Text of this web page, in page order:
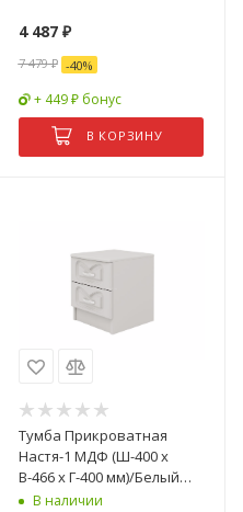
4 487₽
7 479₽ -40%
+ 449 ₽ бонус
В КОРЗИНУ
Тумба Прикроватная
Настя-1 МДФ (Ш-400 x
В-466 x Г-400 мм)/Белый
Глянец- 2 шт
В наличии